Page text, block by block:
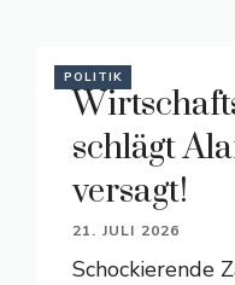
POLITIK
schlägt
versagt!
21. JULI 2026
Schockierende